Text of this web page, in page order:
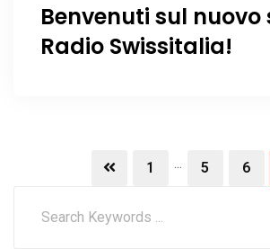
Benvenuti sul nuovo
Radio Swissitalia!
1 5 6